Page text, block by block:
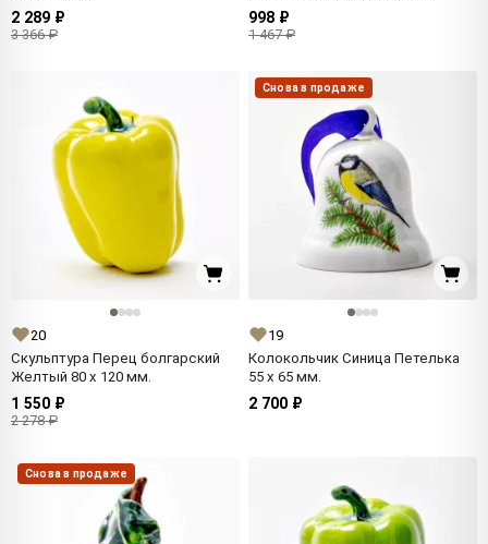
2 289 ₽
3 366 ₽
998 ₽
1 467 ₽
20
Скульптура Перец болгарский
Желтый 80 x 120 мм.
1 550 ₽
2 278 ₽
Снова в продаже
19
Колокольчик Синица Петелька
55 x 65 мм.
2 700 ₽
Снова в продаже